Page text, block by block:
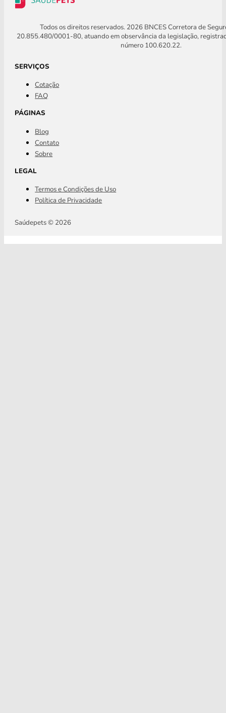
Todos os direitos reservados. 2026 BNCES Corretora de
20.855.480/0001-80, atuando em observância da legislação,
número 100.620.22.
SERVIÇOS
Cotação
FAQ
PÁGINAS
Blog
Contato
Sobre
LEGAL
Termos e Condições de Uso
Política de Privacidade
Saúdepets © 2026